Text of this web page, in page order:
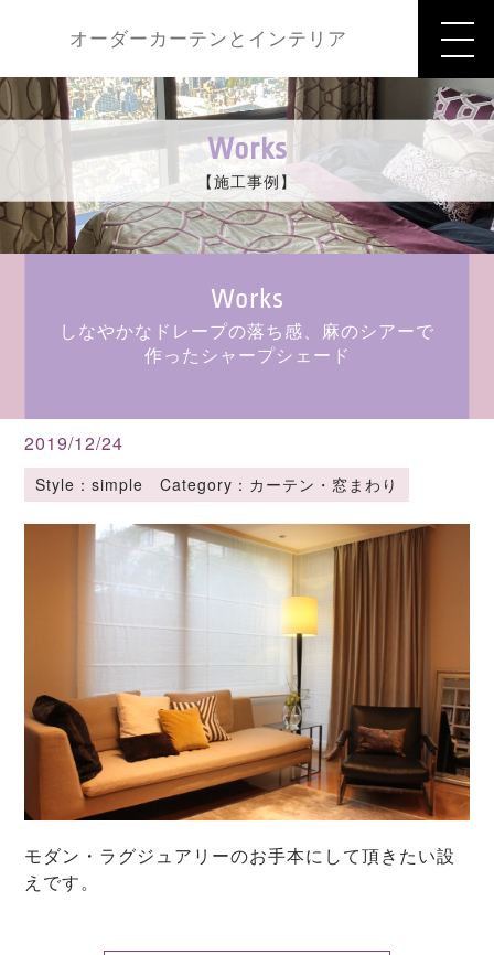
オーダーカーテンとインテリア
Works
【施工事例】
Works
しなやかなドレープの落ち感、麻のシアーで
作ったシャープシェード
2019/12/24
Style：simple Category：カーテン・窓まわり
モダン・ラグジュアリーのお手本にして頂きたい設
えです。